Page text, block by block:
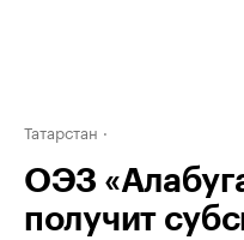
Татарстан
ОЭЗ
получит